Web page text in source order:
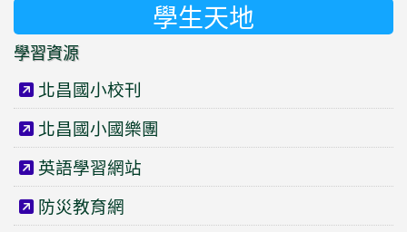
學生天地
學習資源
北昌國小校刊
北昌國小國樂團
英語學習網站
防災教育網